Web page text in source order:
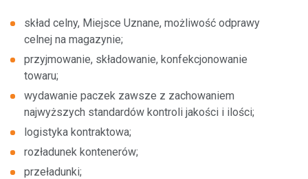
Według kraju
skład celny, Miejsce Uznane, możliwość odprawy
celnej na magazynie;
przyjmowanie, składowanie, konfekcjonowanie
towaru;
wydawanie paczek zawsze z zachowaniem
najwyższych standardów kontroli jakości i ilości;
logistyka kontraktowa;
rozładunek kontenerów;
przeładunki;